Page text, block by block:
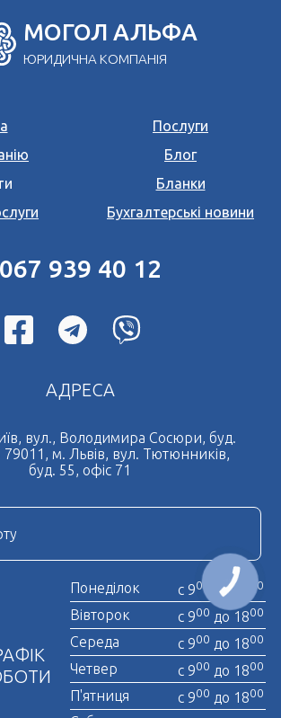
МОГОЛ АЛЬФА
ЮРИДИЧНА КОМПАНІЯ
Послуги
Блог
Бланки
Бухгалтерські новини
067 939 40 12
АДРЕСА
вул., Володимира Сосюри, буд.
79011, м. Львів, вул. Тютюнників,
буд. 55, офіс 71
Понеділок с 900 до 18 00
Вівторок с 900 до 1800
Середа с 900 до 1800
Четвер с 900 до 1800
П'ятниця с 900 до 1800
КНОПКА
ЗВ'ЯЗКУ